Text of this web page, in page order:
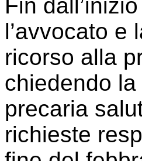
Fin
l’avvocato e
ricorso alla
chiedendo
precaria
richieste